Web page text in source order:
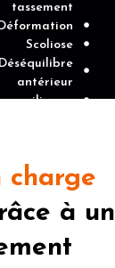
tassement
Scoliose
Déséquilibre
antérieur
iliaque
charge
à un